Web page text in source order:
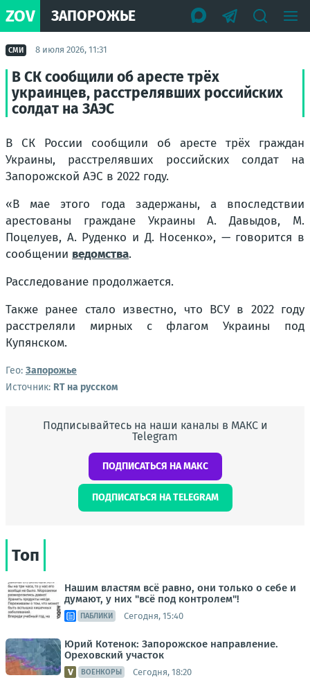
ZOV ЗАПОРОЖЬЕ
СМИ 8 июля 2026, 11:31
В СК сообщили об аресте трёх
украинцев, расстрелявших российских
солдат на ЗАЭС
В СК России сообщили об аресте трёх граждан
Украины, расстрелявших российских солдат на
Запорожской АЭС в 2022 году.
«В мае этого года задержаны, а впоследствии
арестованы граждане Украины А. Давыдов, М.
Поцелуев, А. Руденко и Д. Носенко», — говорится в
сообщении ведомства.
Расследование продолжается.
Также ранее стало известно, что ВСУ в 2022 году
расстреляли мирных с флагом Украины под
Купянском.
Гео: Запорожье
Источник: RT на русском
Подписывайтесь на наши каналы в МАКС и
Telegram
ПОДПИСАТЬСЯ НА МАКС
ПОДПИСАТЬСЯ НА TELEGRAM
Топ
Нашим властям всё равно, они только о себе и
думают, у них "всё под контролем"!
ПАБЛИКИ Сегодня, 15:40
Юрий Котенок: Запорожское направление.
Ореховский участок
ВОЕНКОРЫ Сегодня, 18:20